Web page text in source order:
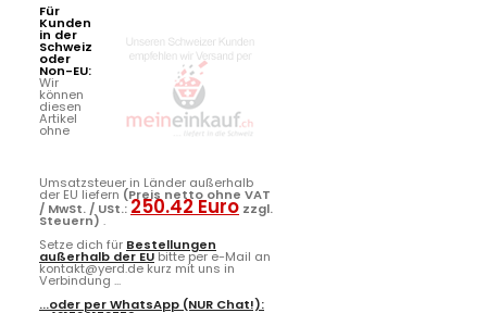
Für
Kunden
in der
Schweiz
oder
Non-EU:
Wir
können
diesen
Artikel
ohne
Umsatzsteuer in Länder außerhalb
der EU liefern (Preis netto ohne VAT
/ MwSt. / USt.:250.42 Euro zzgl.
Steuern) .
Setze dich für Bestellungen
außerhalb der EUbitte per e-Mail an
kontakt@yerd.de kurz mit uns in
Verbindung ...
...oder perWhatsApp (NUR Chat!):